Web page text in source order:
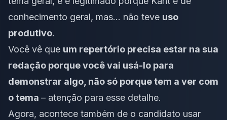
conhecimento geral, mas… não teve uso
produtivo.
Você vê que um repertório precisa estar na sua
redação porque você vai usá-lo para
demonstrar algo, não só porque tem a ver com
o tema – atenção para esse detalhe.
Agora, acontece também de o candidato usar